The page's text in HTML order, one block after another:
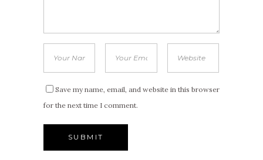
Save my name, email, and website in this browser
for the next time I comment.